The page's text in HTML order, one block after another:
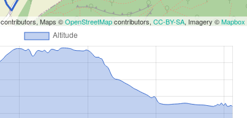
contributors, Maps ©OpenStreetMapcontributors,CC-BY-SA, Imagery ©Mapbox